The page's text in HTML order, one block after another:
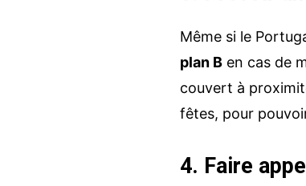
accompagne tous les
événéments, mariages,
Même si le
plan B en cas de
couvert à
fêtes, pour
4. Faire